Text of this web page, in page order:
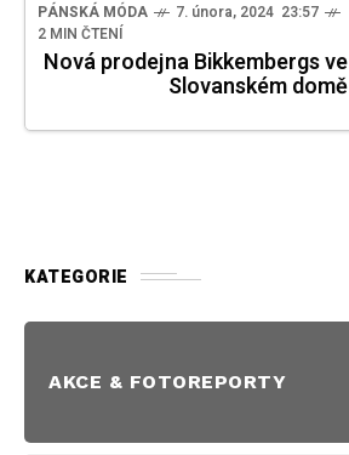
PÁNSKÁ MÓDA
7. února, 2024 23:57
2 MIN ČTENÍ
Nová prodejna Bikkembergs ve
Slovanském domě
KATEGORIE
AKCE & FOTOREPORTY